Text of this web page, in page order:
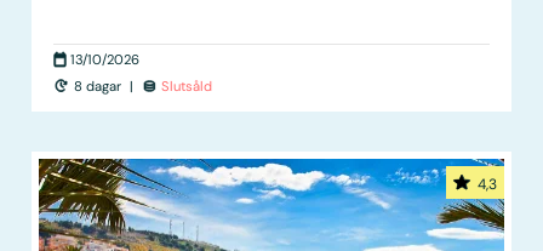
13/10/2026
8 dagar | Slutsåld
4,3